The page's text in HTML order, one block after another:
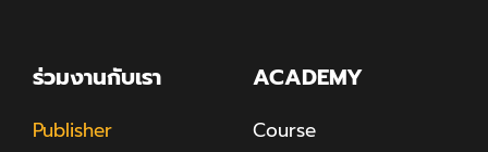
ร่วมงานกับเรา
Publisher
ACADEMY
Course